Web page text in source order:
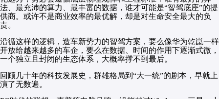
法、最充沛的算力、最丰富的数据，谁才可能是“智驾底座”的提
供商。或许不是商业效率的最优解，却是对生命安全最大的负
责。
沿循这样的逻辑，造车新势力的智驾方案，要么像华为乾崑一样
开放给越来越多的车企，要么在数据、时间的作用下逐渐式微，
一个独立且封闭的生态体系，大概率撑不到最后。
回顾几十年的科技发展史，群雄格局到“大一统”的剧本，早就上
演了无数遍。